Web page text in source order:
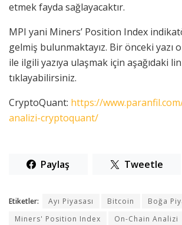
etmek fayda sağlayacaktır.
MPI yani Miners’ Position Index
gelmiş bulunmaktayız. Bir önceki yazı
ile ilgili yazıya ulaşmak için aşağıdaki
tıklayabilirsiniz.
CryptoQuant: https://
analizi-cryptoquant/
Paylaş Tweetle
Etiketler: Ayı Piyasası Bitcoin Boğa
Miners' Position Index
On-Chain Analizi